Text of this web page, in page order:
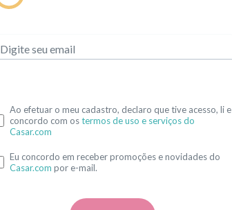
Digite seu email
Ao efetuar o meu cadastro, declaro que tive acesso, li e
concordo com ostermos de uso e serviços do
Casar.com
Eu concordo em receber promoções e novidades do
Casar.com por e-mail.